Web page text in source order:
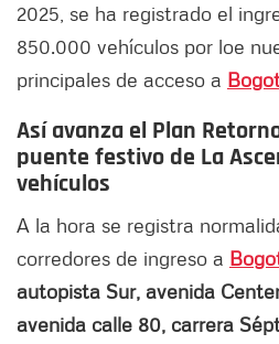
2025, se ha registrado el
850.000 vehículos por loe
principales de acceso a
Así avanza el Plan
puente festivo de La
vehículos
A la hora se registra
corredores de ingreso a
autopista Sur, avenida
avenida calle 80, carrera